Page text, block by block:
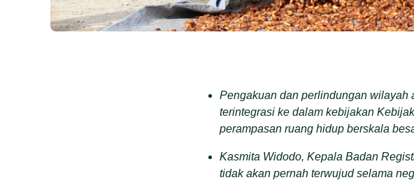
Pengakuan dan perlindungan wilayah
terintegrasi ke dalam kebijakan
perampasan ruang hidup berskala
Kasmita Widodo, Kepala Badan
tidak akan pernah terwujud selama